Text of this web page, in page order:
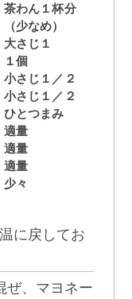
茶わん１杯分
（少なめ）
大さじ１
１個
小さじ１／２
小さじ１／２
ひとつまみ
適量
適量
適量
少々
に戻してお
ぜ、マヨネー